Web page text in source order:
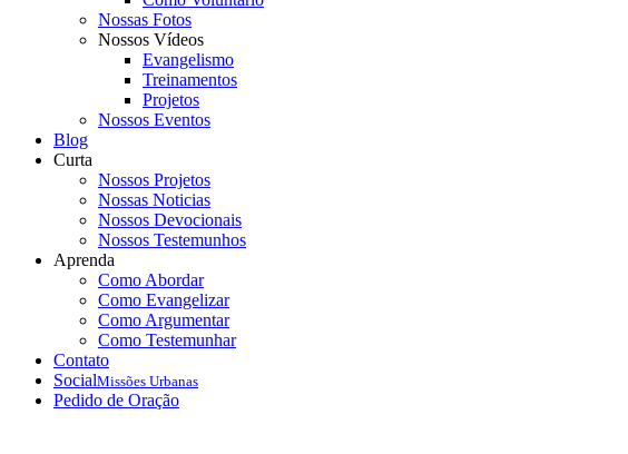
Nossas Fotos
Nossos Vídeos
Evangelismo
Treinamentos
Projetos
Nossos Eventos
Blog
Curta
Nossos Projetos
Nossas Noticias
Nossos Devocionais
Nossos Testemunhos
Aprenda
Como Abordar
Como Evangelizar
Como Argumentar
Como Testemunhar
Contato
SocialMissões Urbanas
Pedido de Oração